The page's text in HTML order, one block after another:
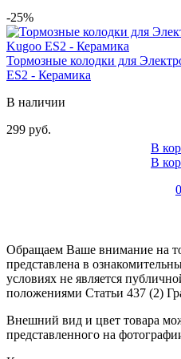
-25%
Тормозные колодки для
ES2 - Керамика
В наличии
299 руб.
В
В
0
Обращаем Ваше внимание на
представлена в
условиях не является
положениями Статьи 437 (2)
Внешний вид и цвет товара
представленного на